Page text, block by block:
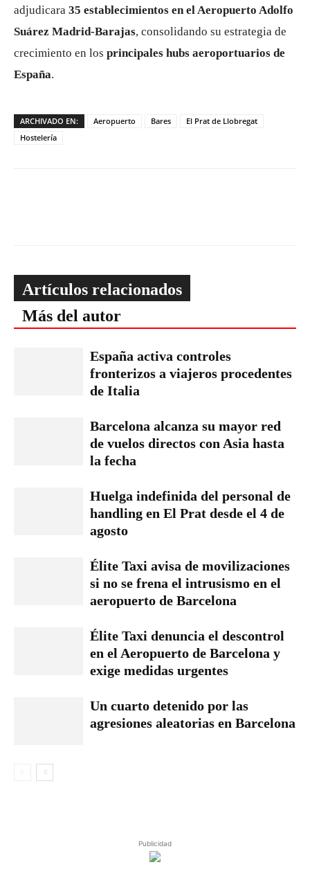
adjudicara 35 establecimientos en el Aeropuerto Adolfo
Suárez Madrid-Barajas, consolidando su estrategia de
crecimiento en los principales hubs aeroportuarios de
España.
ARCHIVADO EN: Aeropuerto Bares
El Prat de Llobregat
Hostelería
Artículos relacionados
Más del autor
España activa controles
fronterizos a viajeros procedentes
de Italia
Barcelona alcanza su mayor red
de vuelos directos con Asia hasta
la fecha
Huelga indefinida del personal de
handling en El Prat desde el 4 de
agosto
Élite Taxi avisa de movilizaciones
si no se frena el intrusismo en el
aeropuerto de Barcelona
Élite Taxi denuncia el descontrol
en el Aeropuerto de Barcelona y
exige medidas urgentes
Un cuarto detenido por las
agresiones aleatorias en Barcelona
Publicidad